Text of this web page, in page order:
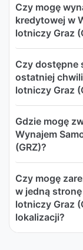
Czy mogę
kredytowej w
lotniczy Graz
Czy dostępne
ostatniej
lotniczy Graz
Gdzie mogę
Wynajem
(GRZ)?
Czy mogę
w jedną
lotniczy Graz
lokalizacji?